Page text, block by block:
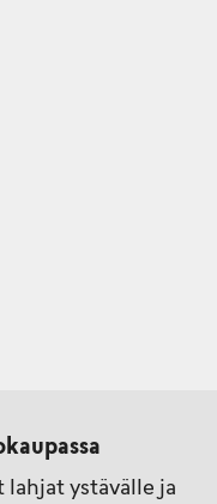
lahjat ystävälle ja